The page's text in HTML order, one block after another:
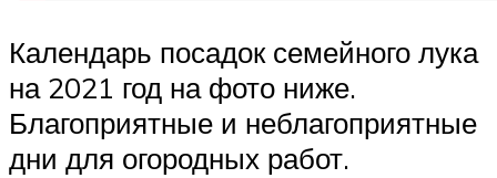
Календарь посадок семейного лука
на 2021 год на фото ниже.
Благоприятные и неблагоприятные
дни для огородных работ.